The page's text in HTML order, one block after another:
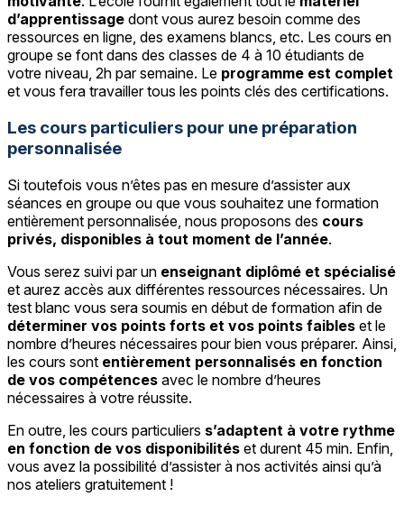
d’apprentissage dont vous aurez besoin comme des
ressources en ligne, des examens blancs, etc. Les cours en
groupe se font dans des classes de 4 à 10 étudiants de
votre niveau, 2h par semaine. Le programme est complet
et vous fera travailler tous les points clés des certifications.
Les cours particuliers pour une préparation
personnalisée
Si toutefois vous n’êtes pas en mesure d’assister aux
séances en groupe ou que vous souhaitez une formation
entièrement personnalisée, nous proposons des cours
privés, disponibles à tout moment de l’année.
Vous serez suivi par un enseignant diplômé et spécialisé
et aurez accès aux différentes ressources nécessaires. Un
test blanc vous sera soumis en début de formation afin de
déterminer vos points forts et vos points faibles et le
nombre d’heures nécessaires pour bien vous préparer. Ainsi,
les cours sont entièrement personnalisés en fonction
de vos compétences avec le nombre d’heures
nécessaires à votre réussite.
En outre, les cours particuliers s’adaptent à votre rythme
en fonction de vos disponibilités et durent 45 min. Enfin,
vous avez la possibilité d’assister à nos activités ainsi qu’à
nos ateliers gratuitement !